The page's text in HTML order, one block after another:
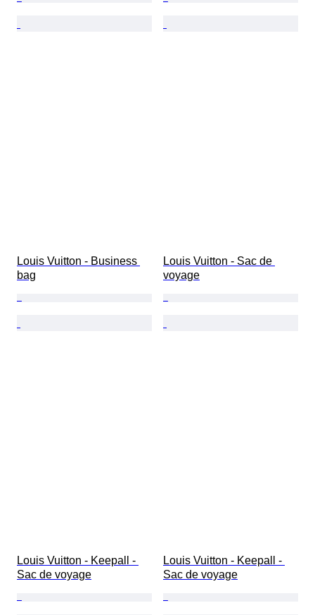
Louis Vuitton - Business
bag
Louis Vuitton - Sac de
voyage
Louis Vuitton - Keepall -
Sac de voyage
Louis Vuitton - Keepall -
Sac de voyage